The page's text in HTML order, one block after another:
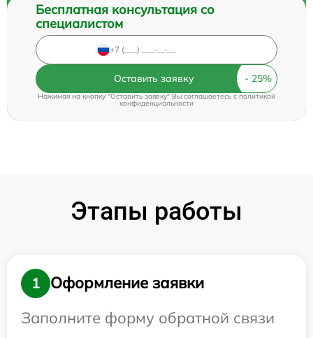
Бесплатная консультация со
специалистом
Оставить заявку
Нажимая на кнопку "Оставить заявку" Вы соглашаетесь cполитикой
конфиденциальности
Этапы работы
1
Оформление заявки
Заполните форму обратной связи